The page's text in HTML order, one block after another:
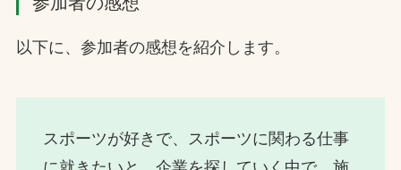
以下に、参加者の感想を紹介します。
スポーツが好きで、スポーツに関わる仕事